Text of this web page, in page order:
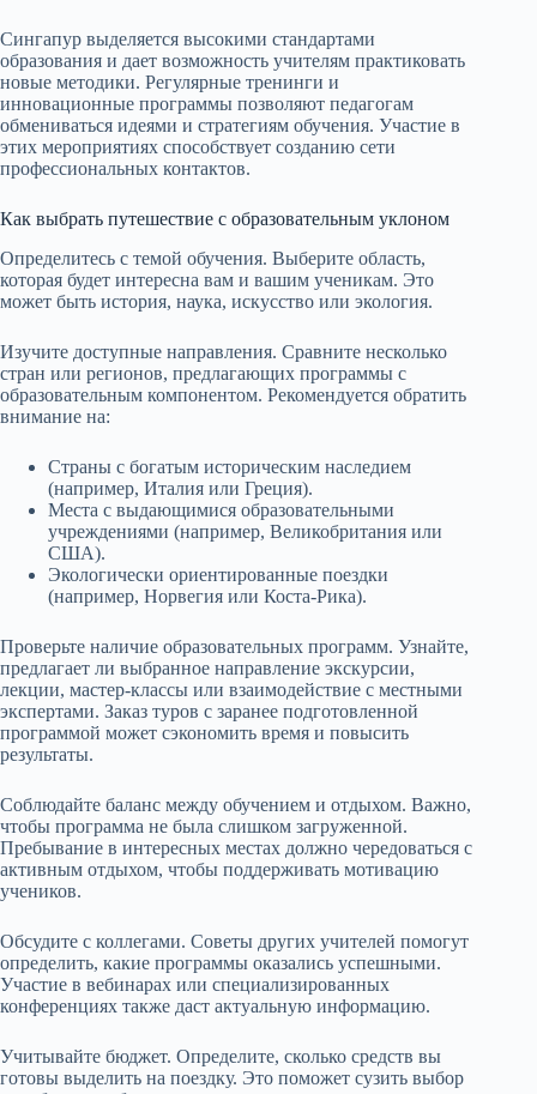
Сингапур выделяется высокими стандартами
образования и дает возможность учителям практиковать
новые методики. Регулярные тренинги и
инновационные программы позволяют педагогам
обмениваться идеями и стратегиям обучения. Участие в
этих мероприятиях способствует созданию сети
профессиональных контактов.
Как выбрать путешествие с образовательным уклоном
Определитесь с темой обучения. Выберите область,
которая будет интересна вам и вашим ученикам. Это
может быть история, наука, искусство или экология.
Изучите доступные направления. Сравните несколько
стран или регионов, предлагающих программы с
образовательным компонентом. Рекомендуется обратить
внимание на:
Страны с богатым историческим наследием
(например, Италия или Греция).
Места с выдающимися образовательными
учреждениями (например, Великобритания или
США).
Экологически ориентированные поездки
(например, Норвегия или Коста-Рика).
Проверьте наличие образовательных программ. Узнайте,
предлагает ли выбранное направление экскурсии,
лекции, мастер-классы или взаимодействие с местными
экспертами. Заказ туров с заранее подготовленной
программой может сэкономить время и повысить
результаты.
Соблюдайте баланс между обучением и отдыхом. Важно,
чтобы программа не была слишком загруженной.
Пребывание в интересных местах должно чередоваться с
активным отдыхом, чтобы поддерживать мотивацию
учеников.
Обсудите с коллегами. Советы других учителей помогут
определить, какие программы оказались успешными.
Участие в вебинарах или специализированных
конференциях также даст актуальную информацию.
Учитывайте бюджет. Определите, сколько средств вы
готовы выделить на поездку. Это поможет сузить выбор